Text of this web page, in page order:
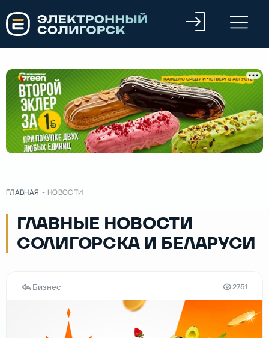
ГЛАВНАЯ - НОВОСТИ
ГЛАВНЫЕ НОВОСТИ
СОЛИГОРСКА И БЕЛАРУСИ
Бизнес 2751